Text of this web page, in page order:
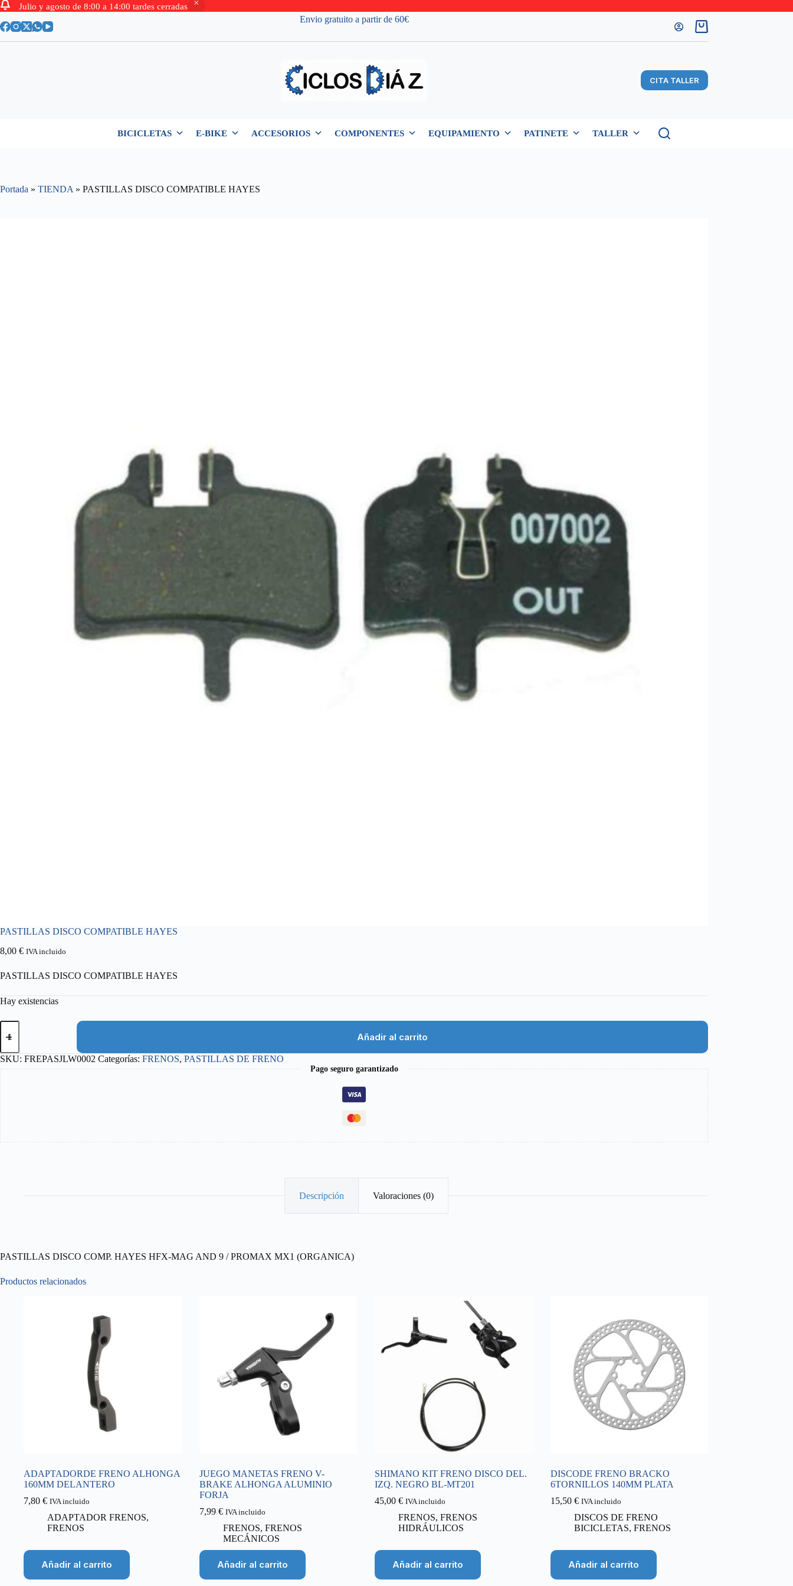
Julio y agosto de 8:00 a 14:00 tardes cerradas
al
Envio gratuito a partir de 60€
Carro
de
CITA TALLER
BICICLETAS E-BIKE ACCESORIOS COMPONENTES EQUIPAMIENTO PATINETE TALLER
Portada » TIENDA » PASTILLAS DISCO COMPATIBLE HAYES
PASTILLAS DISCO COMPATIBLE HAYES
8,00 € IVA incluido
PASTILLAS DISCO COMPATIBLE HAYES
Hay existencias
PASTILLAS
DISCO
HAYES
cantidad
Añadir al carrito
SKU: FREPASJLW0002 Categorías: FRENOS, PASTILLAS DE FRENO
Pago seguro garantizado
Descripción Valoraciones (0)
PASTILLAS DISCO COMP. HAYES HFX-MAG AND 9 / PROMAX MX1 (ORGANICA)
Productos relacionados
ADAPTADORDE FRENO ALHONGA
160MM DELANTERO
7,80 € IVA incluido
ADAPTADOR FRENOS,
FRENOS
Añadir al carrito
JUEGO MANETAS FRENO V-
BRAKE ALHONGA ALUMINIO
FORJA
7,99 € IVA incluido
FRENOS, FRENOS
MECÁNICOS
Añadir al carrito
SHIMANO KIT FRENO DISCO DEL.
IZQ. NEGRO BL-MT201
45,00 € IVA incluido
FRENOS, FRENOS
HIDRÁULICOS
Añadir al carrito
DISCODE FRENO BRACKO
6TORNILLOS 140MM PLATA
15,50 € IVA incluido
DISCOS DE FRENO
BICICLETAS, FRENOS
Añadir al carrito